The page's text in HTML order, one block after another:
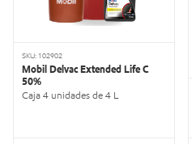
SKU: 102902
Mobil Delvac Extended Life C
50%
Caja 4 unidades de 4 L